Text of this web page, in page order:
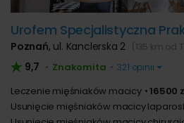
Urofem Specjalistyczna
Poznań, ul. Kanclerska 2 (135 km od
9,7 • Znakomita • 321 opinii
Leczenie mięśniaków macicy
16500
Usunięcie mięśniaków macicy